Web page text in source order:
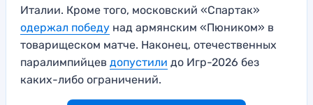
Италии. Кроме того, московский «Спартак»
одержал победу над армянским «Пюником» в
товарищеском матче. Наконец, отечественных
паралимпийцев допустили до Игр-2026 без
каких-либо ограничений.